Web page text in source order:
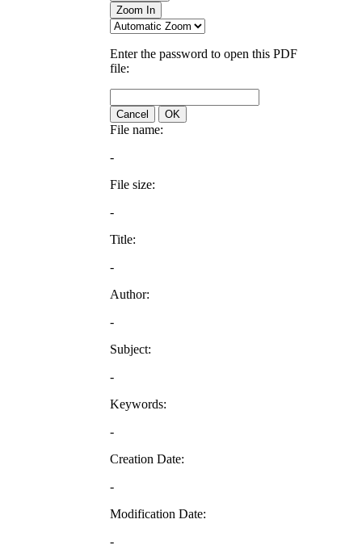
Zoom In
Enter the password to open this PDF
file:
Cancel OK
File name:
-
File size:
-
Title:
-
Author:
-
Subject:
-
Keywords:
-
Creation Date:
-
Modification Date:
-